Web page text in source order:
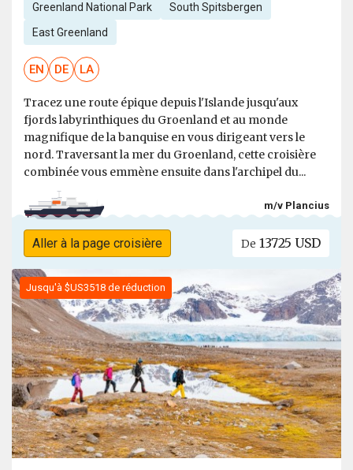
Greenland National Park South Spitsbergen
East Greenland
EN DE LA
Tracez une route épique depuis l'Islande jusqu'aux
fjords labyrinthiques du Groenland et au monde
magnifique de la banquise en vous dirigeant vers le
nord. Traversant la mer du Groenland, cette croisière
combinée vous emmène ensuite dans l'archipel du...
m/v Plancius
Aller à la page croisière De 13725 USD
Jusqu'à $US3518 de réduction